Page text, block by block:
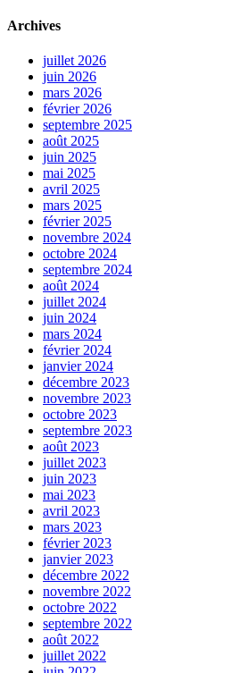
Archives
juillet 2026
juin 2026
mars 2026
février 2026
septembre 2025
août 2025
juin 2025
mai 2025
avril 2025
mars 2025
février 2025
novembre 2024
octobre 2024
septembre 2024
août 2024
juillet 2024
juin 2024
mars 2024
février 2024
janvier 2024
décembre 2023
novembre 2023
octobre 2023
septembre 2023
août 2023
juillet 2023
juin 2023
mai 2023
avril 2023
mars 2023
février 2023
janvier 2023
décembre 2022
novembre 2022
octobre 2022
septembre 2022
août 2022
juillet 2022